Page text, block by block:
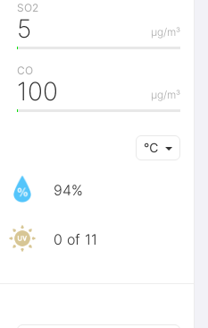
SO2
μg/m³
5
CO
μg/m³
100
℃
94%
0 of 11